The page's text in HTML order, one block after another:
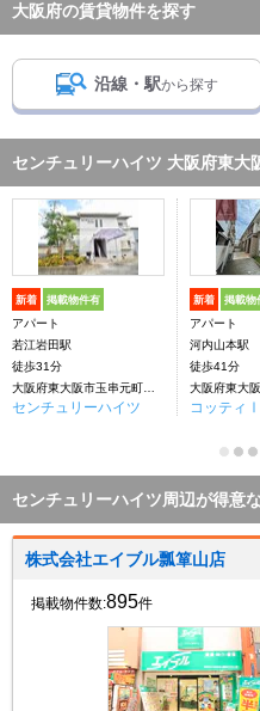
大阪府の賃貸物件を探す
沿線・駅から探す
センチュリーハイツ 大阪府東大
新着 掲載物件有
アパート
若江岩田駅
徒歩31分
センチュリーハイツ
新着 掲載物
アパート
河内山本駅
徒歩41分
コッティⅠ
センチュリーハイツ周辺が得意
株式会社エイブル瓢箪山店
掲載物件数:895件